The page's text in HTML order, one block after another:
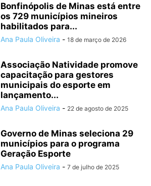
Bonfinópolis de Minas está entre
os 729 municípios mineiros
habilitados para...
Ana Paula Oliveira - 18 de março de 2026
Associação Natividade promove
capacitação para gestores
municipais do esporte em
lançamento...
Ana Paula Oliveira - 22 de agosto de 2025
Governo de Minas seleciona 29
municípios para o programa
Geração Esporte
Ana Paula Oliveira - 7 de julho de 2025